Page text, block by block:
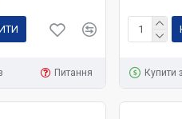
Питання Купити